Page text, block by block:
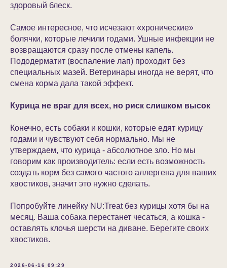
здоровый блеск.
Самое интересное, что исчезают «хронические»
болячки, которые лечили годами. Ушные инфекции не
возвращаются сразу после отмены капель.
Пододерматит (воспаление лап) проходит без
специальных мазей. Ветеринары иногда не верят, что
смена корма дала такой эффект.
Курица не враг для всех, но риск слишком высок
Конечно, есть собаки и кошки, которые едят курицу
годами и чувствуют себя нормально. Мы не
утверждаем, что курица - абсолютное зло. Но мы
говорим как производитель: если есть возможность
создать корм без самого частого аллергена для ваших
хвостиков, значит это нужно сделать.
Попробуйте линейку NU:Treat без курицы хотя бы на
месяц. Ваша собака перестанет чесаться, а кошка -
оставлять клочья шерсти на диване. Берегите своих
хвостиков.
2026-06-16 09:29